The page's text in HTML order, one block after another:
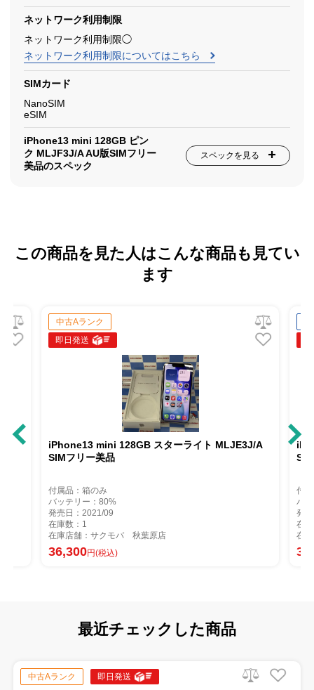
ネットワーク利用制限
ネットワーク利用制限◯
ネットワーク利用制限についてはこちら
SIMカード
NanoSIM
eSIM
iPhone13 mini 128GB ピン
ク MLJF3J/A AU版SIMフリー
美品のスペック
スペックを見る
この商品を見た人はこんな商品も見てい
ます
中古Aランク
即日発送
iPhone13 mini 128GB スターライト MLJE3J/A
SIMフリー美品
付属品：箱のみ
バッテリー：80%
発売日：2021/09
在庫数：1
在庫店舗：サクモバ 秋葉原店
36,300円(税込)
付
バ
発
在
在
最近チェックした商品
中古Aランク 即日発送